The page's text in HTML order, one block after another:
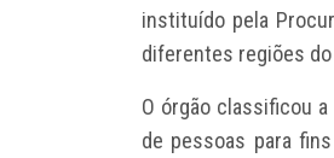
instituído pela
diferentes regiões do
O órgão classificou
de pessoas para